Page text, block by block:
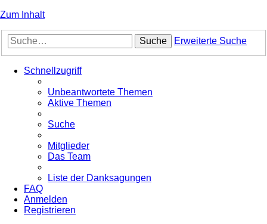
Zum Inhalt
Suche Erweiterte Suche
Schnellzugriff
Unbeantwortete Themen
Aktive Themen
Suche
Mitglieder
Das Team
Liste der Danksagungen
FAQ
Anmelden
Registrieren